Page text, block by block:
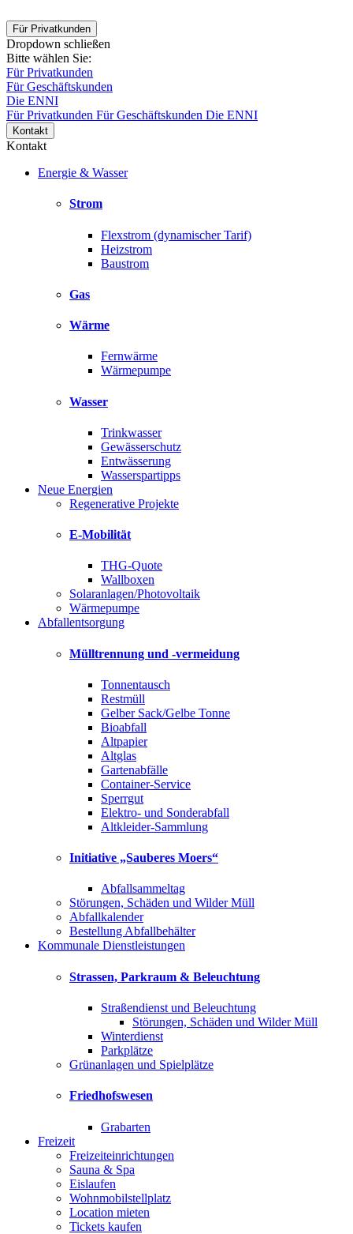
Für Privatkunden
Dropdown schließen
Bitte wählen Sie:
Für Privatkunden
Für Geschäftskunden
Die ENNI
Für Privatkunden Für Geschäftskunden Die ENNI
Kontakt
Kontakt
Energie & Wasser
Strom
Flexstrom (dynamischer Tarif)
Heizstrom
Baustrom
Gas
Wärme
Fernwärme
Wärmepumpe
Wasser
Trinkwasser
Gewässerschutz
Entwässerung
Wasserspartipps
Neue Energien
Regenerative Projekte
E-Mobilität
THG-Quote
Wallboxen
Solaranlagen/Photovoltaik
Wärmepumpe
Abfallentsorgung
Mülltrennung und -vermeidung
Tonnentausch
Restmüll
Gelber Sack/Gelbe Tonne
Bioabfall
Altpapier
Altglas
Gartenabfälle
Container-Service
Sperrgut
Elektro- und Sonderabfall
Altkleider-Sammlung
Initiative „Sauberes Moers“
Abfallsammeltag
Störungen, Schäden und Wilder Müll
Abfallkalender
Bestellung Abfallbehälter
Kommunale Dienstleistungen
Strassen, Parkraum & Beleuchtung
Straßendienst und Beleuchtung
Störungen, Schäden und Wilder Müll
Winterdienst
Parkplätze
Grünanlagen und Spielplätze
Friedhofswesen
Grabarten
Freizeit
Freizeiteinrichtungen
Sauna & Spa
Eislaufen
Wohnmobilstellplatz
Location mieten
Tickets kaufen